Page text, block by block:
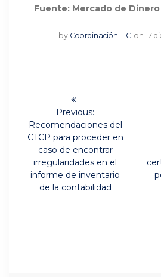
Fuente: Mercado de
by Coordinación TIC on 17
Navegación
entradas
Previous:
Previous
post:
Recomendaciones del
CTCP para proceder en
caso de encontrar
irregularidades en el
informe de inventario
de la contabilidad